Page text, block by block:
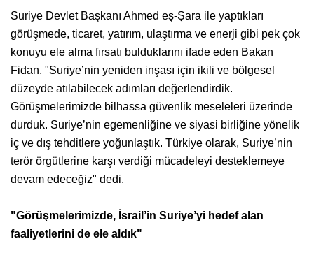
Suriye Devlet Başkanı Ahmed eş-Şara ile yaptıkları
görüşmede, ticaret, yatırım, ulaştırma ve enerji gibi pek çok
konuyu ele alma fırsatı bulduklarını ifade eden Bakan
Fidan, "Suriye’nin yeniden inşası için ikili ve bölgesel
düzeyde atılabilecek adımları değerlendirdik.
Görüşmelerimizde bilhassa güvenlik meseleleri üzerinde
durduk. Suriye’nin egemenliğine ve siyasi birliğine yönelik
iç ve dış tehditlere yoğunlaştık. Türkiye olarak, Suriye’nin
terör örgütlerine karşı verdiği mücadeleyi desteklemeye
devam edeceğiz" dedi.
"Görüşmelerimizde, İsrail’in Suriye’yi hedef alan
faaliyetlerini de ele aldık"